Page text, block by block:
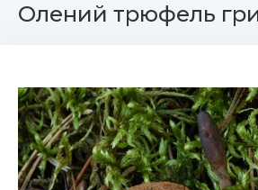
Олений трюфель